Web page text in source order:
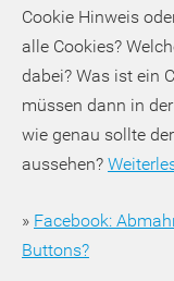
Cookie Hinweis
alle Cookies?
dabei? Was ist ein
müssen dann in
wie genau sollte
aussehen?
» Facebook:
Buttons?